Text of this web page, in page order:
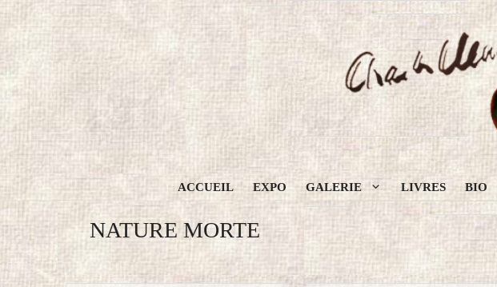
Aller
contenu
ACCUEIL EXPO GALERIE LIVRES BIO
NATURE MORTE